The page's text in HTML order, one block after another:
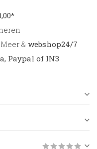
& webshop24/7
Paypal of IN3